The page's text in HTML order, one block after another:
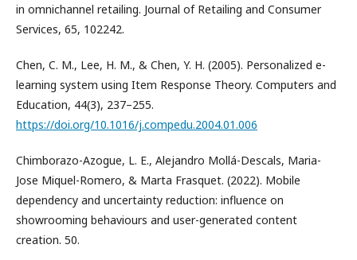
in omnichannel retailing. Journal of Retailing and Consumer
Services, 65, 102242.
Chen, C. M., Lee, H. M., & Chen, Y. H. (2005). Personalized e-
learning system using Item Response Theory. Computers and
Education, 44(3), 237–255.
https://doi.org/10.1016/j.compedu.2004.01.006
Chimborazo-Azogue, L. E., Alejandro Mollá-Descals, Maria-
Jose Miquel-Romero, & Marta Frasquet. (2022). Mobile
dependency and uncertainty reduction: influence on
showrooming behaviours and user-generated content
creation. 50.